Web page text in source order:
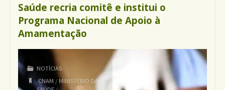
do
lançamento
Saúde recria comitê e institui o
Programa Nacional de Apoio à
Amamentação
NOTÍCIAS
CNAM / MINISTÉRIO DA